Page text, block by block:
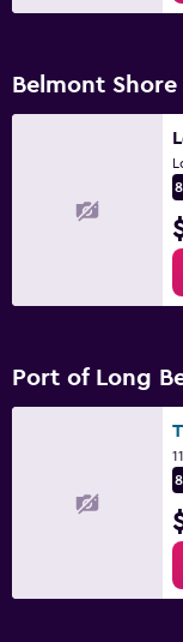
Belmont Shore
Port of Long